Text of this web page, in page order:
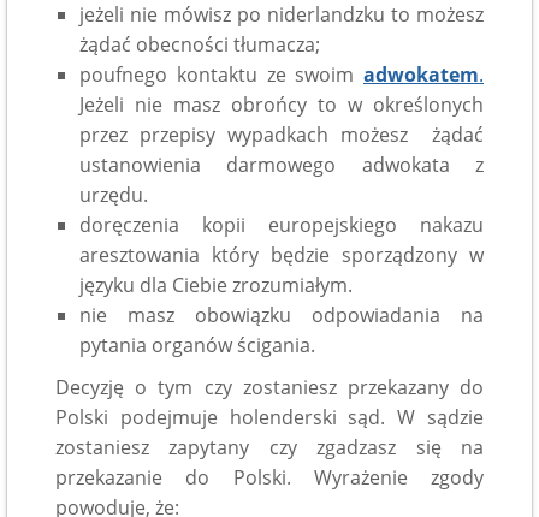
jeżeli nie mówisz po niderlandzku to możesz
żądać obecności tłumacza;
poufnego kontaktu ze swoim adwokatem.
Jeżeli nie masz obrońcy to w określonych
przez przepisy wypadkach możesz żądać
ustanowienia darmowego adwokata z
urzędu.
doręczenia kopii europejskiego nakazu
aresztowania który będzie sporządzony w
języku dla Ciebie zrozumiałym.
nie masz obowiązku odpowiadania na
pytania organów ścigania.
Decyzję o tym czy zostaniesz przekazany do
Polski podejmuje holenderski sąd. W sądzie
zostaniesz zapytany czy zgadzasz się na
przekazanie do Polski. Wyrażenie zgody
powoduje, że: